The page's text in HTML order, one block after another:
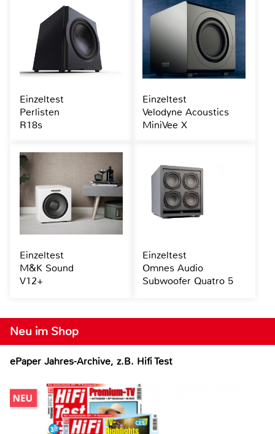
Neu im Shop
ePaper Jahres-Archive, z.B. Hifi Test
Einzeltest
Perlisten
R18s
Einzeltest
Velodyne Acoustics
MiniVee X
Einzeltest
M&K Sound
V12+
Einzeltest
Omnes Audio
Subwoofer Quatro 5